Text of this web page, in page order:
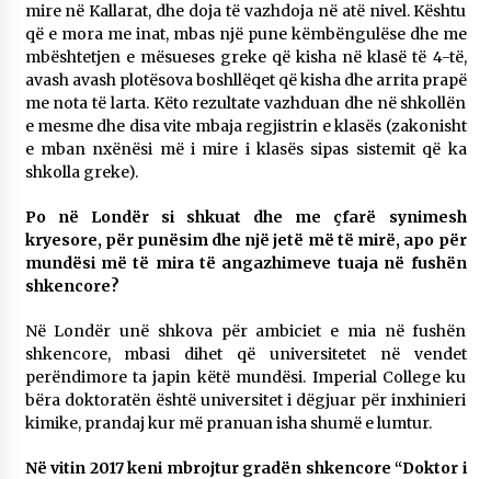
mire në Kallarat, dhe doja të vazhdoja në atë nivel. Kështu
që e mora me inat, mbas një pune këmbëngulëse dhe me
mbështetjen e mësueses greke që kisha në klasë të 4-të,
avash avash plotësova boshllëqet që kisha dhe arrita prapë
me nota të larta. Këto rezultate vazhduan dhe në shkollën
e mesme dhe disa vite mbaja regjistrin e klasës (zakonisht
e mban nxënësi më i mire i klasës sipas sistemit që ka
shkolla greke).
Po në Londër si shkuat dhe me çfarë synimesh
kryesore, për punësim dhe një jetë më të mirë, apo për
mundësi më të mira të angazhimeve tuaja në fushën
shkencore?
Në Londër unë shkova për ambiciet e mia në fushën
shkencore, mbasi dihet që universitetet në vendet
perëndimore ta japin këtë mundësi. Imperial College ku
bëra doktoratën është universitet i dëgjuar për inxhinieri
kimike, prandaj kur më pranuan isha shumë e lumtur.
Në vitin 2017 keni mbrojtur gradën shkencore “Doktor i